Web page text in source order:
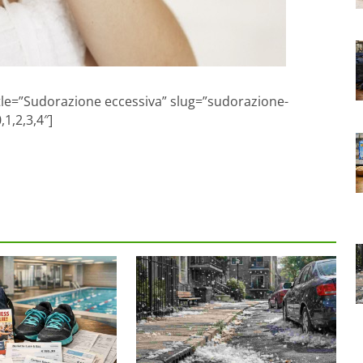
eccessiva” slug=”sudorazione-